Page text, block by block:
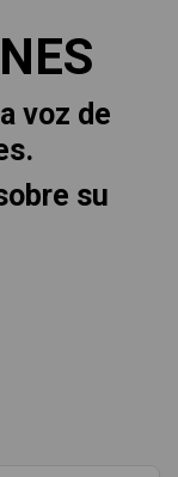
voz de
su